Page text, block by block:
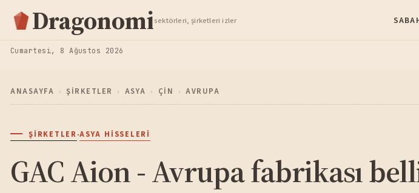
Dragonomisektörleri, şirketleri izler
Cumartesi, 8 Ağustos 2026
ANASAYFA › ŞIRKETLER › ASYA › ÇIN › AVRUPA
ŞIRKETLER·ASYA HISSELERI
GAC Aion - Avrupa fabrikası